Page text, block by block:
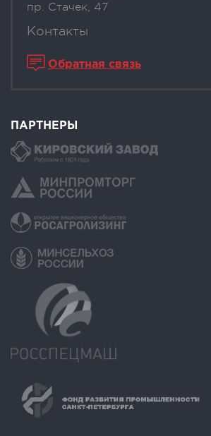
пр. Стачек, 47
Контакты
Обратная связь
ПАРТНЕРЫ